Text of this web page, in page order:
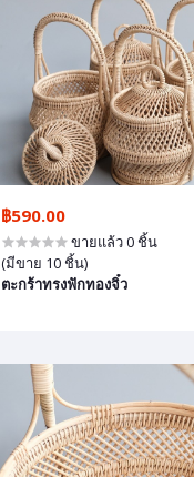
฿590.00
ขายแล้ว 0 ชิ้น
(มีขาย 10 ชิ้น)
ตะกร้าทรงฟักทองจิ๋ว